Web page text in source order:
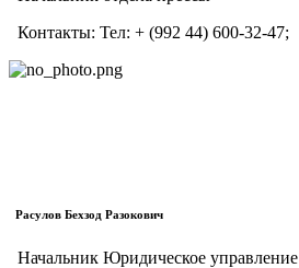
Контакты: Тел: + (992 44) 600-32-47;
Расулов Бехзод Разокович
Начальник Юридическое управление